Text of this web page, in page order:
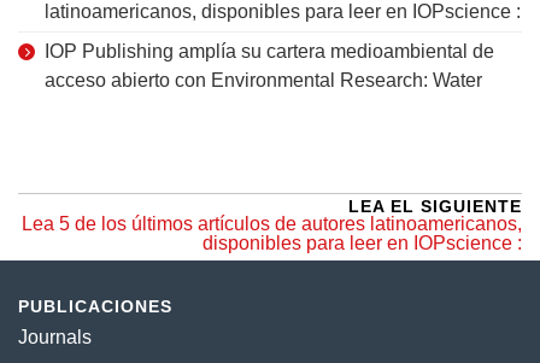
latinoamericanos, disponibles para leer en IOPscience :
IOP Publishing amplía su cartera medioambiental de
acceso abierto con Environmental Research: Water
LEA EL SIGUIENTE
Lea 5 de los últimos artículos de autores latinoamericanos,
disponibles para leer en IOPscience :
PUBLICACIONES
Journals